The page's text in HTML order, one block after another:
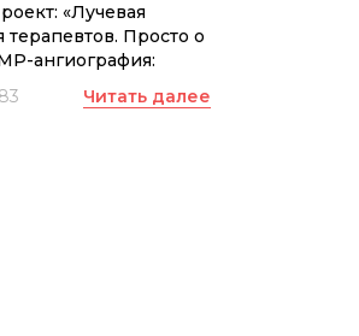
«Лучевая
терапевтов. Просто о
ангиография:
и выбор метода
Читать далее